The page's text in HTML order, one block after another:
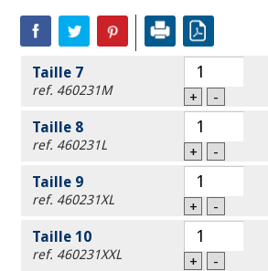
Taille 7
ref. 460231M + -
Taille 8
ref. 460231L + -
Taille 9
ref. 460231XL + -
Taille 10
ref. 460231XXL + -